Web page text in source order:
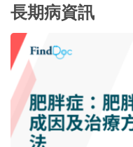
長期病資訊